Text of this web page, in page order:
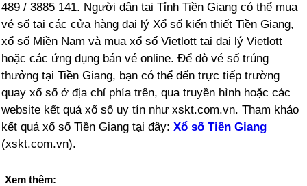
489 / 3885 141. Người dân tại Tỉnh Tiền Giang có thể mua
vé số tại các cửa hàng đại lý Xổ số kiến thiết Tiền Giang,
xổ số Miền Nam và mua xổ số Vietlott tại đại lý Vietlott
hoặc các ứng dụng bán vé online. Để dò vé số trúng
thưởng tại Tiền Giang, bạn có thể đến trực tiếp trường
quay xổ số ở địa chỉ phía trên, qua truyền hình hoặc các
website kết quả xổ số uy tín như xskt.com.vn. Tham khảo
kết quả xổ số Tiền Giang tại đây:Xổ số Tiền Giang
(xskt.com.vn).
Xem thêm: